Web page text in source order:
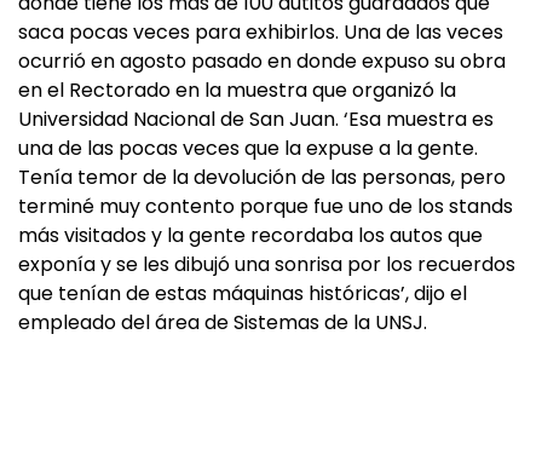
saca pocas veces para exhibirlos. Una de las veces
ocurrió en agosto pasado en donde expuso su obra
en el Rectorado en la muestra que organizó la
Universidad Nacional de San Juan. ‘Esa muestra es
una de las pocas veces que la expuse a la gente.
Tenía temor de la devolución de las personas, pero
terminé muy contento porque fue uno de los stands
más visitados y la gente recordaba los autos que
exponía y se les dibujó una sonrisa por los recuerdos
que tenían de estas máquinas históricas’, dijo el
empleado del área de Sistemas de la UNSJ.